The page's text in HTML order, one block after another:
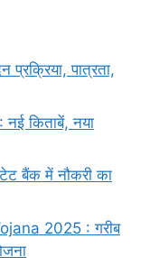
पात्रता,
किताबें, नया
बैंक में नौकरी का
2025 : गरीब